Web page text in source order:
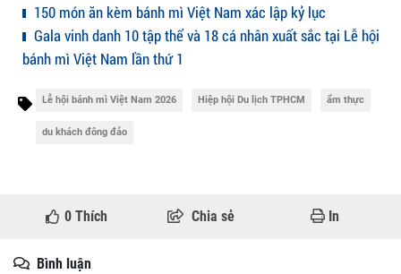
150 món ăn kèm bánh mì Việt Nam xác lập kỷ lục
Gala vinh danh 10 tập thể và 18 cá nhân xuất sắc tại Lễ hội
bánh mì Việt Nam lần thứ 1
Lễ hội bánh mì Việt Nam 2026 Hiệp hội Du lịch TPHCM ẩm thực
du khách đông đảo
0Thích Chia sẻ In
Bình luận